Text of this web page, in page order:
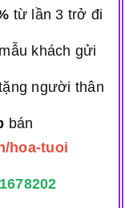
từ lần 3 trở đi
khách gửi
người thân
bán
hoa-tuoi